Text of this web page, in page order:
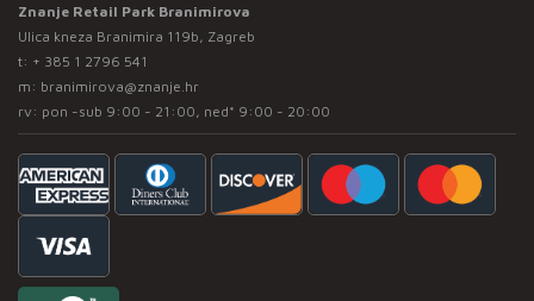
Znanje Retail Park Branimirova
Ulica kneza Branimira 119b, Zagreb
t: + 385 1 2796 541
m: branimirova@znanje.hr
rv: pon -sub 9:00 - 21:00, ned* 9:00 - 20:00